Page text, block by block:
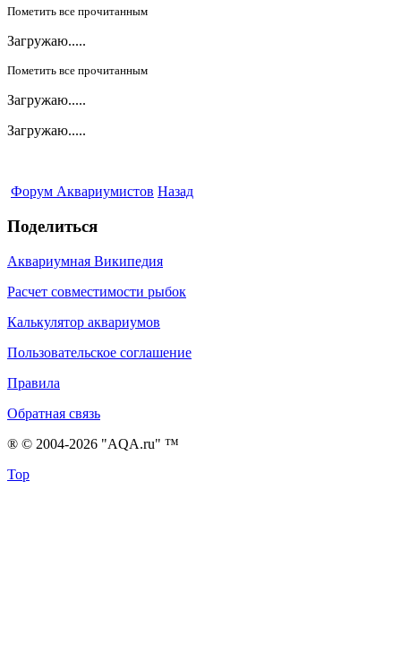
Пометить все прочитанным
Загружаю.....
Пометить все прочитанным
Загружаю.....
Загружаю.....
Форум Аквариумистов Назад
Поделиться
Аквариумная Википедия
Расчет совместимости рыбок
Калькулятор аквариумов
Пользовательское соглашение
Правила
Обратная связь
® © 2004-2026 "AQA.ru" ™
Top